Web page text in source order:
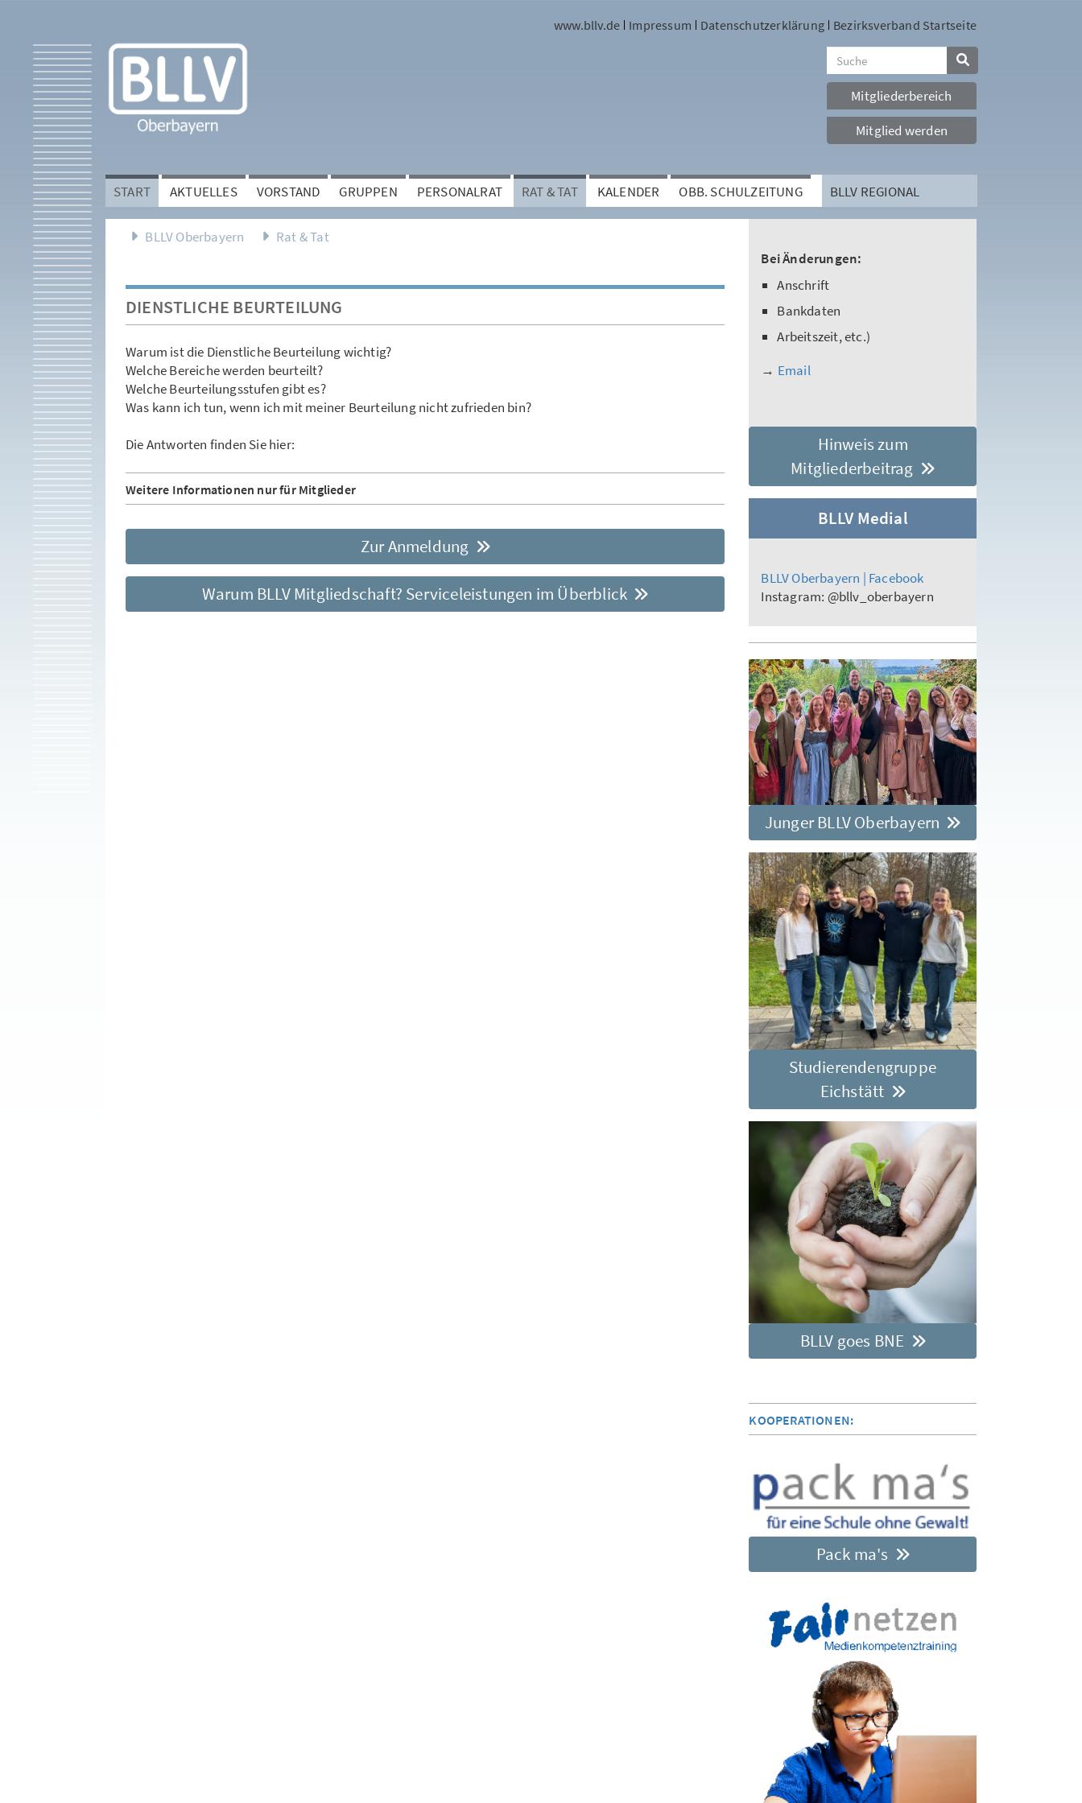
www.bllv.de Impressum Datenschutzerklärung Bezirksverband Startseite
Mitgliederbereich
Mitglied werden
START AKTUELLES VORSTAND GRUPPEN PERSONALRAT RAT & TAT KALENDER OBB. SCHULZEITUNG BLLV REGIONAL
BLLV Oberbayern Rat & Tat
DIENSTLICHE BEURTEILUNG
Warum ist die Dienstliche Beurteilung wichtig?
Welche Bereiche werden beurteilt?
Welche Beurteilungsstufen gibt es?
Was kann ich tun, wenn ich mit meiner Beurteilung nicht zufrieden bin?
Die Antworten finden Sie hier:
Weitere Informationen nur für Mitglieder
Zur Anmeldung
Warum BLLV Mitgliedschaft? Serviceleistungen im Überblick
Bei Änderungen:
Anschrift
Bankdaten
Arbeitszeit, etc.)
→ Email
Hinweis zum
Mitgliederbeitrag
BLLV Medial
BLLV Oberbayern | Facebook
Instagram: @bllv_oberbayern
Junger BLLV Oberbayern
Studierendengruppe
Eichstätt
BLLV goes BNE
KOOPERATIONEN:
Pack ma's